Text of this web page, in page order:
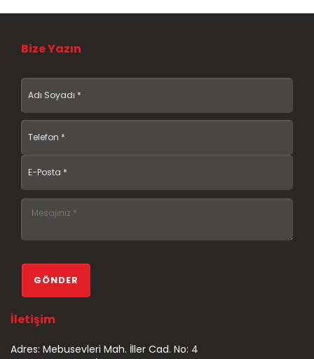
Bize Yazın
İletişim
Adres: Mebusevleri Mah. İller Cad. No: 4